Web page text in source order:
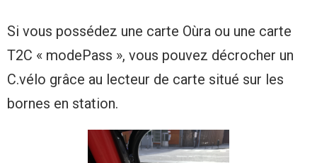
Si vous possédez une carte Oùra ou une carte
T2C « modePass », vous pouvez décrocher un
C.vélo grâce au lecteur de carte situé sur les
bornes en station.